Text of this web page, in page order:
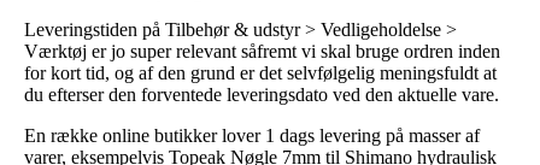
Leveringstiden på Tilbehør & udstyr > Vedligeholdelse >
Værktøj er jo super relevant såfremt vi skal bruge ordren inden
for kort tid, og af den grund er det selvfølgelig meningsfuldt at
du efterser den forventede leveringsdato ved den aktuelle vare.
En række online butikker lover 1 dags levering på masser af
varer, eksempelvis Topeak Nøgle 7mm til Shimano hydraulisk